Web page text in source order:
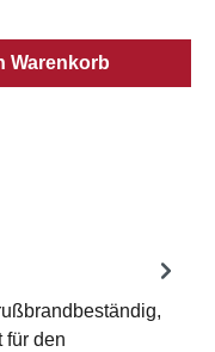
Warenkorb
für den